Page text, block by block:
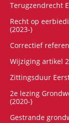
Terugzendrecht
Recht op
(2023-)
Correctief
Wijziging artikel
Zittingsduur
2e lezing
(2020-)
Gestrande